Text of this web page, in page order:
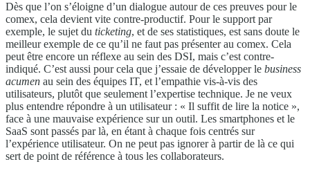
Dès que l’on s’éloigne d’un dialogue autour de ces preuves pour le
comex, cela devient vite contre-productif. Pour le support par
exemple, le sujet du ticketing, et de ses statistiques, est sans doute le
meilleur exemple de ce qu’il ne faut pas présenter au comex. Cela
peut être encore un réflexe au sein des DSI, mais c’est contre-
indiqué. C’est aussi pour cela que j’essaie de développer le business
acumen au sein des équipes IT, et l’empathie vis-à-vis des
utilisateurs, plutôt que seulement l’expertise technique. Je ne veux
plus entendre répondre à un utilisateur : « Il suffit de lire la notice »,
face à une mauvaise expérience sur un outil. Les smartphones et le
SaaS sont passés par là, en étant à chaque fois centrés sur
l’expérience utilisateur. On ne peut pas ignorer à partir de là ce qui
sert de point de référence à tous les collaborateurs.